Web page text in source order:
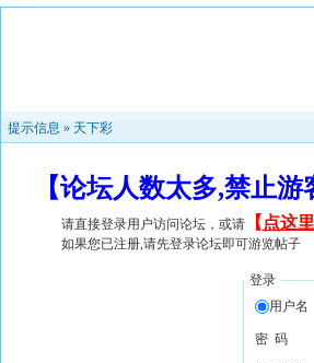
提示信息 » 天下彩
【论坛人数太多,禁止
请直接登录用户访问论坛，或请 【 点这
如果您已注册,请先登录论坛即可游览帖子
登录
用户名
密 码